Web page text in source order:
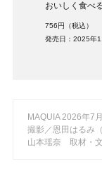
おいしく食べ
756円（税込）
発売日：2025年
MAQUIA 2026年7
撮影／恩田はるみ
山本瑶奈 取材・